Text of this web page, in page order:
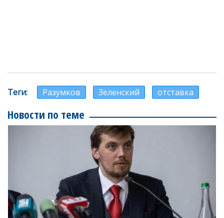
Теги Разумков Зеленский отставка
Новости по теме